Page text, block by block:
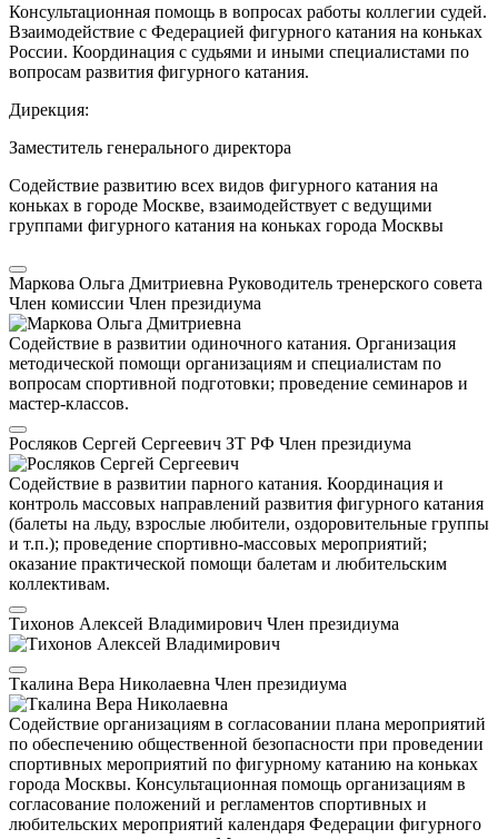
Консультационная помощь в вопросах работы коллегии судей.
Взаимодействие с Федерацией фигурного катания на коньках
России. Координация с судьями и иными специалистами по
вопросам развития фигурного катания.
Дирекция:
Заместитель генерального директора
Содействие развитию всех видов фигурного катания на
коньках в городе Москве, взаимодействует с ведущими
группами фигурного катания на коньках города Москвы
Маркова Ольга Дмитриевна Руководитель тренерского совета
Член комиссии Член президиума
Содействие в развитии одиночного катания. Организация
методической помощи организациям и специалистам по
вопросам спортивной подготовки; проведение семинаров и
мастер-классов.
Росляков Сергей Сергеевич ЗТ РФ Член президиума
Содействие в развитии парного катания. Координация и
контроль массовых направлений развития фигурного катания
(балеты на льду, взрослые любители, оздоровительные группы
и т.п.); проведение спортивно-массовых мероприятий;
оказание практической помощи балетам и любительским
коллективам.
Тихонов Алексей Владимирович Член президиума
Ткалина Вера Николаевна Член президиума
Содействие организациям в согласовании плана мероприятий
по обеспечению общественной безопасности при проведении
спортивных мероприятий по фигурному катанию на коньках
города Москвы. Консультационная помощь организациям в
согласование положений и регламентов спортивных и
любительских мероприятий календаря Федерации фигурного